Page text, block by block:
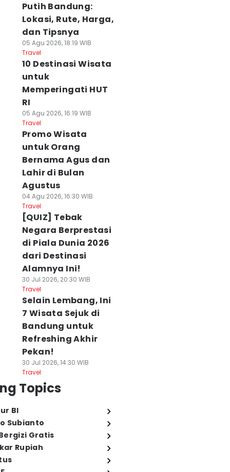
Putih Bandung:
Lokasi, Rute, Harga,
dan Tipsnya
05 Agu 2026, 18:19 WIB
Travel
10 Destinasi Wisata
untuk
Memperingati HUT
RI
05 Agu 2026, 16:19 WIB
Travel
Promo Wisata
untuk Orang
Bernama Agus dan
Lahir di Bulan
Agustus
04 Agu 2026, 16:30 WIB
Travel
[QUIZ] Tebak
Negara Berprestasi
di Piala Dunia 2026
dari Destinasi
Alamnya Ini!
30 Jul 2026, 20:30 WIB
Travel
Selain Lembang, Ini
7 Wisata Sejuk di
Bandung untuk
Refreshing Akhir
Pekan!
30 Jul 2026, 14:30 WIB
Travel
Topics
BI
Subianto
Gratis
Rupiah